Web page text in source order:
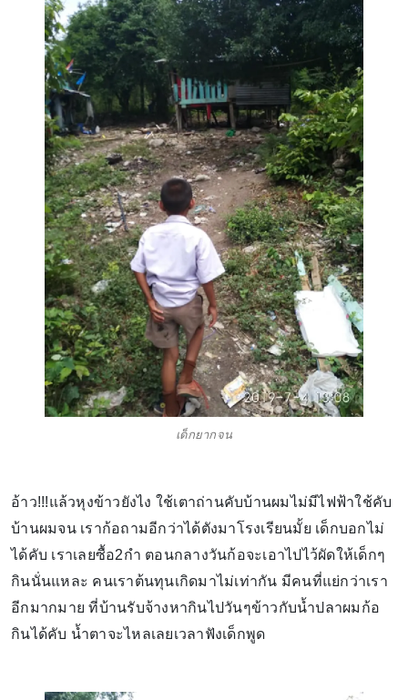
เด็กยากจน
อ้าว!!!แล้วหุงข้าวยังไง ใช้เตาถ่านคับบ้านผมไม่มีไฟฟ้าใช้คับ
บ้านผมจน เราก้อถามอีกว่าได้ตังมาโรงเรียนมั้ย เด็กบอกไม่
ได้คับ เราเลยซื้อ2กำ ตอนกลางวันก้อจะเอาไปไว้ผัดให้เด็กๆ
กินนั่นแหละ คนเราต้นทุนเกิดมาไม่เท่ากัน มีคนที่แย่กว่าเรา
อีกมากมาย ที่บ้านรับจ้างหากินไปวันๆข้าวกับน้ำปลาผมก้อ
กินได้คับ น้ำตาจะไหลเลยเวลาฟังเด็กพูด